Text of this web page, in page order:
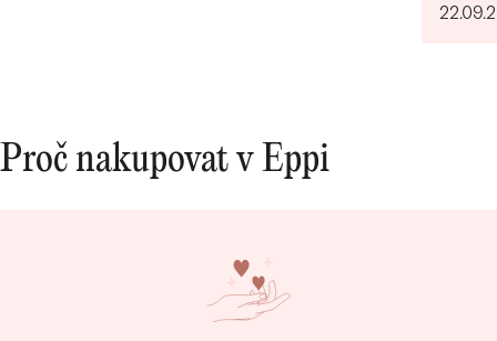
Proč nakupovat v Eppi